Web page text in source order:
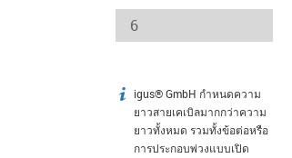
igus-icon-info
igus® GmbH กำหนดความ
ยาวสายเคเบิลมากกว่าความ
ยาวทั้งหมด รวมทั้งข้อต่อหรือ
การประกอบพ่วงแบบเปิด